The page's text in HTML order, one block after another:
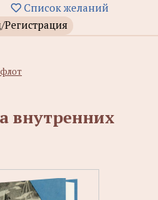
Список желаний
Регистрация
внутренних